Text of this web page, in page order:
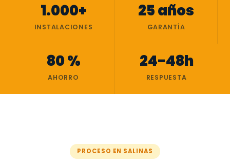
1.000+
INSTALACIONES
25 años
GARANTÍA
80 %
AHORRO
24-48h
RESPUESTA
PROCESO EN SALINAS